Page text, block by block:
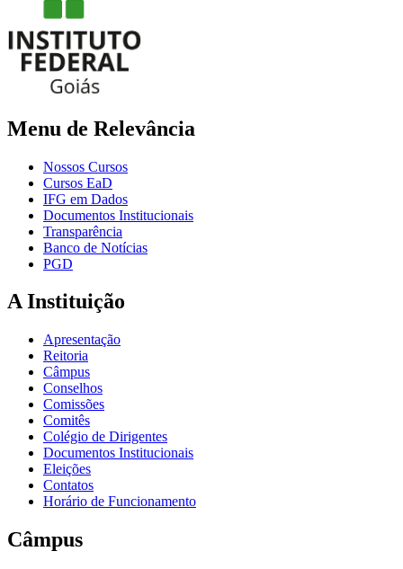
Menu de Relevância
Nossos Cursos
Cursos EaD
IFG em Dados
Documentos Institucionais
Transparência
Banco de Notícias
PGD
A Instituição
Apresentação
Reitoria
Câmpus
Conselhos
Comissões
Comitês
Colégio de Dirigentes
Documentos Institucionais
Eleições
Contatos
Horário de Funcionamento
Câmpus